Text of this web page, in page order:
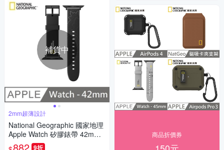
補貨中
2mm超薄設計
National Geographic 國家地理
Apple Watch 矽膠錶帶 42mm -
山脈黑 9折
商品折價券